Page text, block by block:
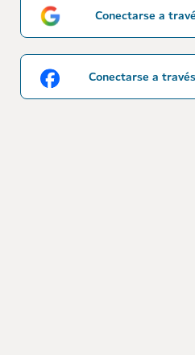
Conectarse a
Conectarse a